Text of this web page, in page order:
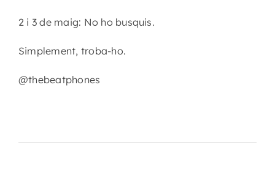
2 i 3 de maig: No ho busquis.
Simplement, troba-ho.
@thebeatphones